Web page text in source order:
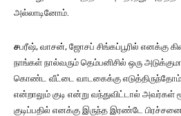
அல்லாடினோம்.
சபரீஷ், வாசன், ஜோசப் சிங்கப்பூரில் எனக்கு
நாங்கள் நால்வரும் தெம்பனிசில் ஒரு
கொண்ட வீட்டை வாடகைக்கு எடுத்திருந்தோம்.
என்றாலும் குடி என்று வந்துவிட்டால் அவர்கள்
குடிப்பதில் எனக்கு இருந்த இரண்டே